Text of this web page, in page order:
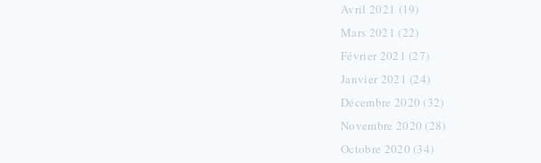
Avril 2021 (19)
Mars 2021 (22)
Février 2021 (27)
Janvier 2021 (24)
Décembre 2020 (32)
Novembre 2020 (28)
Octobre 2020 (34)